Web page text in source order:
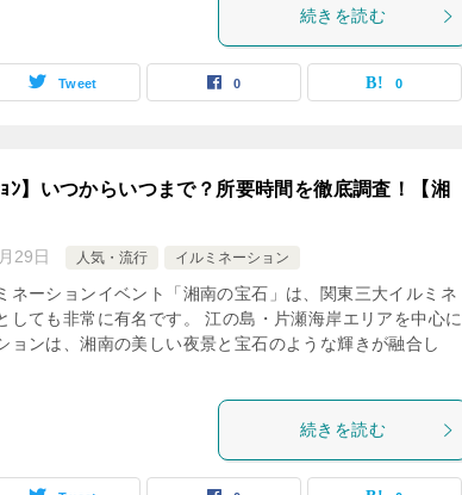
続きを読む
Tweet 0 0
ｮﾝ】いつからいつまで？所要時間を徹底調査！【湘
29日 人気・流行 イルミネーション
ネーションイベント「湘南の宝石」は、関東三大イルミネ
しても非常に有名です。 江の島・片瀬海岸エリアを中心に
ョンは、湘南の美しい夜景と宝石のような輝きが融合し
続きを読む